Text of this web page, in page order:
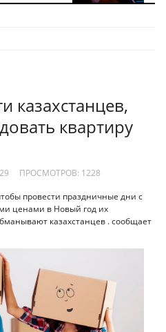
казахстанцев,
квартиру
ПРОСМОТРОВ: 1228
провести праздничные дни с
ценами в Новый год их
казахстанцев . сообщает